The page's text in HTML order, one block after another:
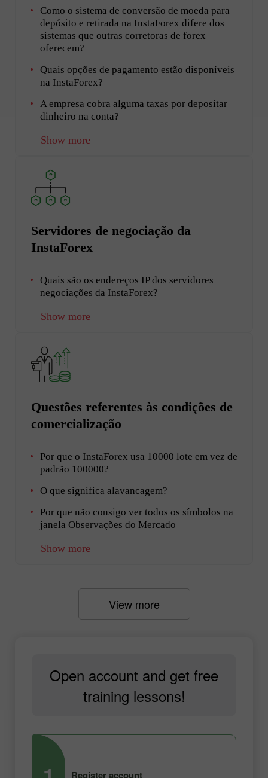
Como o sistema de conversão de moeda para
depósito e retirada na InstaForex difere dos
sistemas que outras corretoras de forex
oferecem?
Quais opções de pagamento estão disponíveis
na InstaForex?
A empresa cobra alguma taxas por depositar
dinheiro na conta?
Show more
Servidores de negociação da
InstaForex
Quais são os endereços IP dos servidores
negociações da InstaForex?
Show more
Questões referentes às condições de
comercialização
Por que o InstaForex usa 10000 lote em vez de
padrão 100000?
O que significa alavancagem?
Por que não consigo ver todos os símbolos na
janela Observações do Mercado
Show more
View more
Open account and get free
training lessons!
Register account